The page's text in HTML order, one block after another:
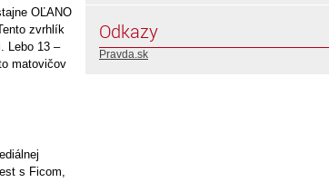
OĽANO
zvrhlík
Lebo 13 –
matovičov
s Ficom,
Odkazy
Pravda.sk